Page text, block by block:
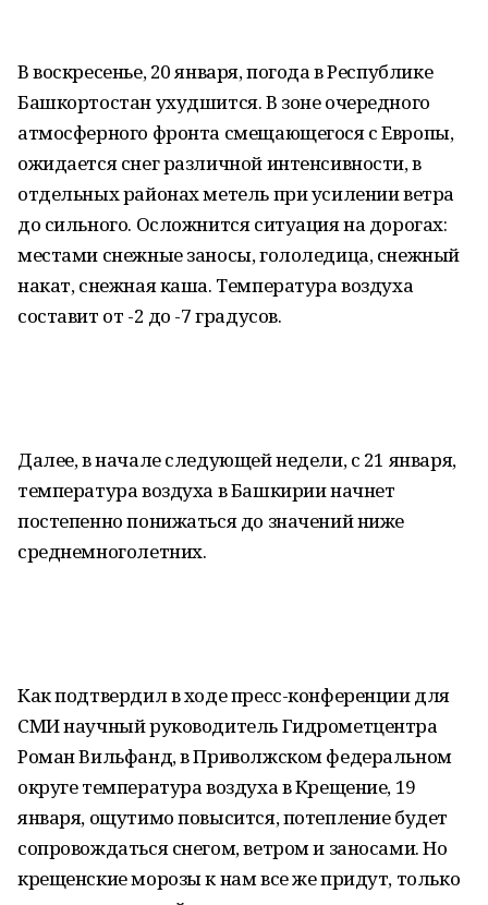
В воскресенье, 20 января, погода в Республике
Башкортостан ухудшится. В зоне очередного
атмосферного фронта смещающегося с Европы,
ожидается снег различной интенсивности, в
отдельных районах метель при усилении ветра
до сильного. Осложнится ситуация на дорогах:
местами снежные заносы, гололедица, снежный
накат, снежная каша. Температура воздуха
составит от -2 до -7 градусов.
Далее, в начале следующей недели, с 21 января,
температура воздуха в Башкирии начнет
постепенно понижаться до значений ниже
среднемноголетних.
Как подтвердил в ходе пресс-конференции для
СМИ научный руководитель Гидрометцентра
Роман Вильфанд, в Приволжском федеральном
округе температура воздуха в Крещение, 19
января, ощутимо повысится, потепление будет
сопровождаться снегом, ветром и заносами. Но
крещенские морозы к нам все же придут, только